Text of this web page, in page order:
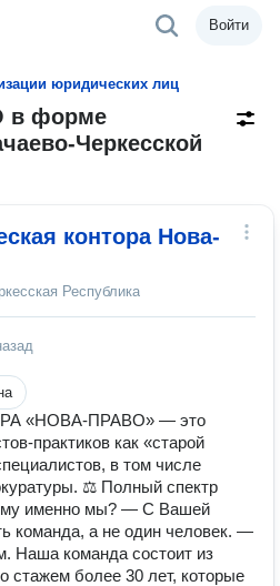
Войти
юридических лиц
в форме
Черкесской
контора Нова-
Республика
«НОВА-ПРАВО» — это
практиков как «старой
в том числе
⚖ Полный спектр
именно мы? — С Вашей
команда, а не один человек. —
Наша команда состоит из
стажем более 30 лет, которые